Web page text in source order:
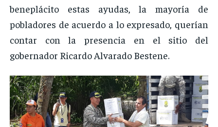
beneplácito estas ayudas, la mayoría de
pobladores de acuerdo a lo expresado, querían
contar con la presencia en el sitio del
gobernador Ricardo Alvarado Bestene.